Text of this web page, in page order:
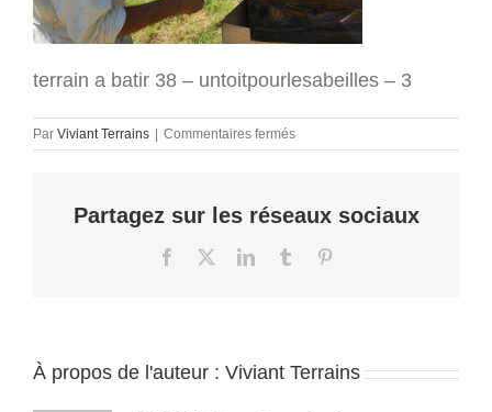
terrain a batir 38 – untoitpourlesabeilles – 3
Par Viviant Terrains Commentaires ferméssur
terrain
38
untoitpourlesabeilles
Partagez sur les réseaux sociaux
Facebook LinkedInTumblr
À propos de l'auteur : Viviant Terrains